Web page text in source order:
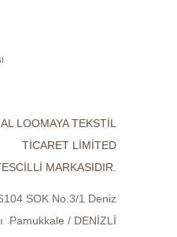
LOOMAYA TEKSTİL
TİCARET LİMİTED
MARKASIDIR.
SOK No.3/1 Deniz
Pamukkale / DENİZLİ